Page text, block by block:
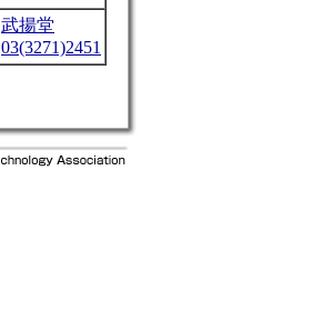
武揚堂
03(3271)2451